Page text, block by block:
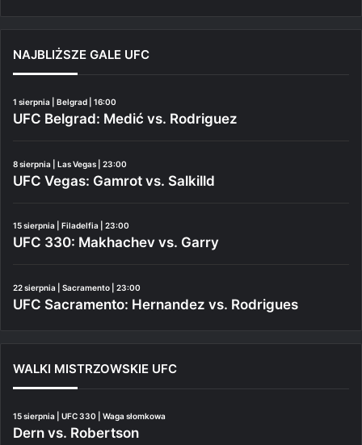
NAJBLIŻSZE GALE UFC
1 sierpnia | Belgrad | 16:00
UFC Belgrad: Medić vs. Rodriguez
8 sierpnia | Las Vegas | 23:00
UFC Vegas: Gamrot vs. Salkilld
15 sierpnia | Filadelfia | 23:00
UFC 330: Makhachev vs. Garry
22 sierpnia | Sacramento | 23:00
UFC Sacramento: Hernandez vs. Rodrigues
WALKI MISTRZOWSKIE UFC
15 sierpnia | UFC 330 | Waga słomkowa
Dern vs. Robertson